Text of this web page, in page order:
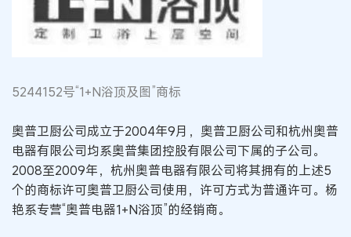
5244152号“1+N浴顶及图”商标
奥普卫厨公司成立于2004年9月，奥普卫厨公司和杭州奥普
电器有限公司均系奥普集团控股有限公司下属的子公司。
2008至2009年，杭州奥普电器有限公司将其拥有的上述5
个的商标许可奥普卫厨公司使用，许可方式为普通许可。杨
艳系专营“奥普电器1+N浴顶”的经销商。